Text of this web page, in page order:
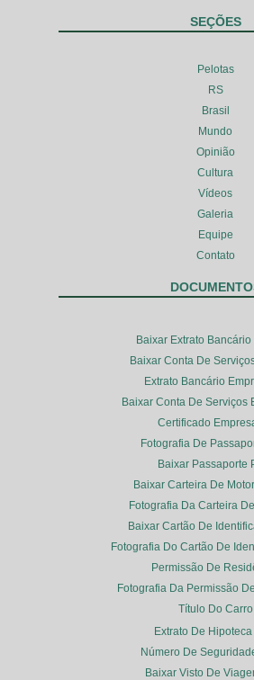
SEÇÕES
Pelotas
RS
Brasil
Mundo
Opinião
Cultura
Vídeos
Galeria
Equipe
Contato
Baixar Extrato Bancário
Baixar Conta De
Extrato Bancário
Baixar Conta De Serviços
Certificado
Fotografia De
Baixar Passaporte
Baixar Carteira De
Fotografia Da Carteira
Baixar Cartão De
Fotografia Do Cartão De
Permissão De
Fotografia Da Permissão
Título Do Carro
Extrato De Hipoteca
Número De
Baixar Visto De